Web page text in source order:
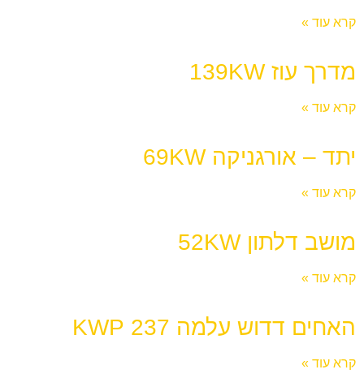
קרא עוד »
מדרך עוז 139KW
קרא עוד »
יתד – אורגניקה 69KW
קרא עוד »
מושב דלתון 52KW
קרא עוד »
האחים דדוש עלמה 237 KWP
קרא עוד »